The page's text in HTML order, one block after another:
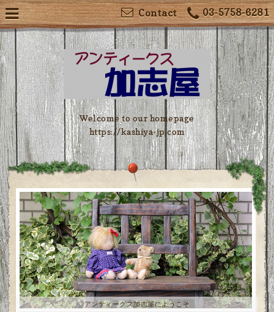
03-5758-6281
Contact
Welcome to our homepage
https://kashiya-jp.com
アンティークス加志屋にようこそ